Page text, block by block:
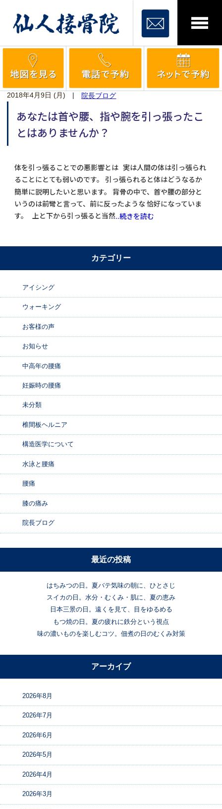
2018年4月9日 (月) 院長ブログ
あなたは首や腰、指や腕を引っ張ったこ
とはありませんか？
体を引っ張ることでの悪影響とは 実は人間の体は引っ張られ
ることにとても弱いのです。 引っ張られると体はどうなるか
簡単に説明したいと思います。 背骨の中で、首や腰の部分と
いうのは前彎と言って、前に反ったような 恰好になっていま
す。 上と下から引っ張ると当然..続きを読む
カテゴリー
アイシング
ウォーキング
お客様の声
お知らせ
中高年の腰痛
妊娠時の腰痛
未分類
椎間板ヘルニア
構造医学について
水泳と腰痛
腰痛
膝の痛み
院長ブログ
最近の投稿
はちみつの日。夏バテ気味の朝に、ひとさじ
スイカの日。水分・むくみ・肌に、夏の恵み
日本三景の日。遠くを見て、目をゆるめる
もつ焼の日。夏の疲れに鉄分という視点
味の濃いものを楽しむコツ。佃煮の日のむくみ対策
アーカイブ
2026年8月
2026年7月
2026年6月
2026年5月
2026年4月
2026年3月